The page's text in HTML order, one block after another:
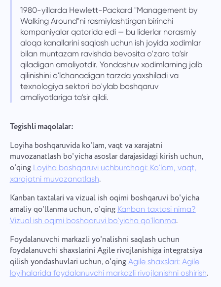
1980-yillarda Hewlett-Packard "Management by
Walking Around"ni rasmiylashtirgan birinchi
kompaniyalar qatorida edi — bu liderlar norasmiy
aloqa kanallarini saqlash uchun ish joyida xodimlar
bilan muntazam ravishda bevosita o'zaro ta'sir
qiladigan amaliyotdir. Yondashuv xodimlarning jalb
qilinishini o'lchanadigan tarzda yaxshiladi va
texnologiya sektori bo'ylab boshqaruv
amaliyotlariga ta'sir qildi.
Tegishli maqolalar:
Loyiha boshqaruvida ko'lam, vaqt va xarajatni
muvozanatlash bo'yicha asoslar darajasidagi kirish uchun,
o'qingLoyiha boshqaruvi uchburchagi: Ko'lam, vaqt,
xarajatni muvozanatlash.
Kanban taxtalari va vizual ish oqimi boshqaruvi bo'yicha
amaliy qo'llanma uchun, o'qingKanban taxtasi nima?
Vizual ish oqimi boshqaruvi bo'yicha qo'llanma.
Foydalanuvchi markazli yo'nalishni saqlash uchun
foydalanuvchi shaxslarini Agile rivojlanishiga integratsiya
qilish yondashuvlari uchun, o'qingAgile shaxslari: Agile
loyihalarida foydalanuvchi markazli rivojlanishni oshirish.